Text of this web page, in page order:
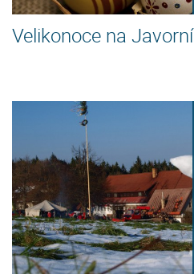
Velikonoce na